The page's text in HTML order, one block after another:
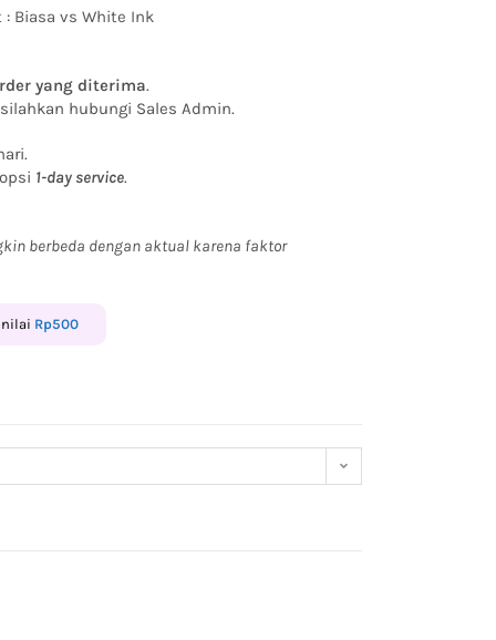
: Biasa vs White Ink
yang diterima.
hubungi Sales Admin.
1-day service.
berbeda dengan aktual karena faktor
Rp500